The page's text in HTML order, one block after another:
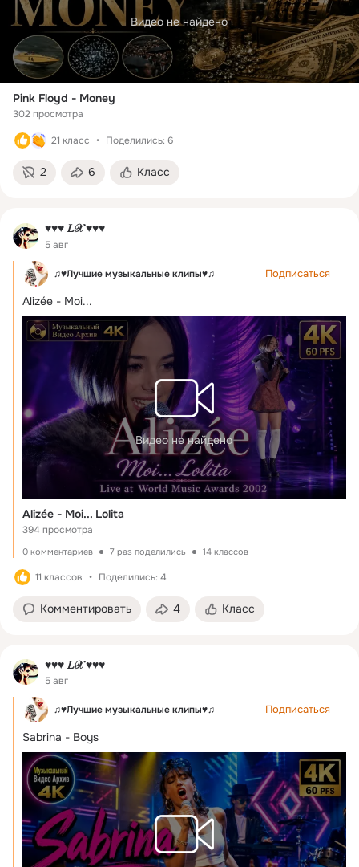
Видео не найдено
Pink Floyd - Money
302 просмотра
21 класс Поделились: 6
2 6 Класс
♥♥♥ 𝐿𝒳 ♥♥♥
5 авг
♫♥Лучшие музыкальные клипы♥♫ Подписаться
Alizée - Moi...
Видео не найдено
Alizée - Moi... Lolita
394 просмотра
0 комментариев 7 раз поделились 14 классов
11 классов Поделились: 4
Комментировать 4 Класс
♥♥♥ 𝐿𝒳 ♥♥♥
5 авг
♫♥Лучшие музыкальные клипы♥♫ Подписаться
Sabrina - Boys